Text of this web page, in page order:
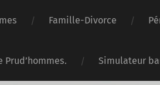
Famille-Divorce
Simulateur